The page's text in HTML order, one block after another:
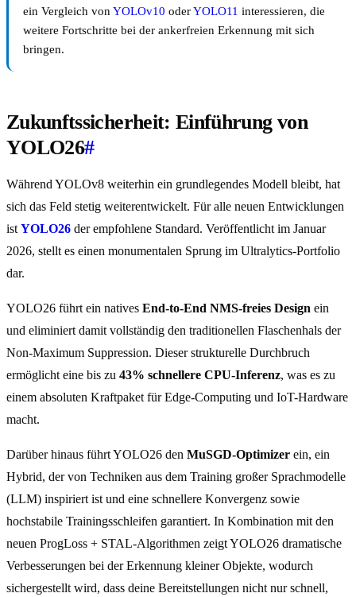
ein Vergleich von YOLOv10 oderYOLO11 interessieren, die
weitere Fortschritte bei der ankerfreien Erkennung mit sich
bringen.
Zukunftssicherheit: Einführung von
YOLO26#
Während YOLOv8 weiterhin ein grundlegendes Modell bleibt, hat
sich das Feld stetig weiterentwickelt. Für alle neuen Entwicklungen
ist YOLO26 der empfohlene Standard. Veröffentlicht im Januar
2026, stellt es einen monumentalen Sprung im Ultralytics-Portfolio
dar.
YOLO26 führt ein natives End-to-End NMS-freies Design ein
und eliminiert damit vollständig den traditionellen Flaschenhals der
Non-Maximum Suppression. Dieser strukturelle Durchbruch
ermöglicht eine bis zu 43% schnellere CPU-Inferenz, was es zu
einem absoluten Kraftpaket für Edge-Computing und IoT-Hardware
macht.
Darüber hinaus führt YOLO26 den MuSGD-Optimizer ein, ein
Hybrid, der von Techniken aus dem Training großer Sprachmodelle
(LLM) inspiriert ist und eine schnellere Konvergenz sowie
hochstabile Trainingsschleifen garantiert. In Kombination mit den
neuen ProgLoss + STAL-Algorithmen zeigt YOLO26 dramatische
Verbesserungen bei der Erkennung kleiner Objekte, wodurch
sichergestellt wird, dass deine Bereitstellungen nicht nur schnell,